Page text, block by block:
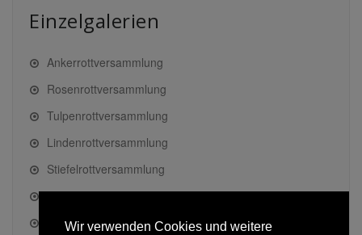
Einzelgalerien
Ankerrottversammlung
Rosenrottversammlung
Tulpenrottversammlung
Lindenrottversammlung
Stiefelrottversammlung
Pumpenrottversammlung
Schlemperottversammlung
Wir verwenden Cookies und weitere